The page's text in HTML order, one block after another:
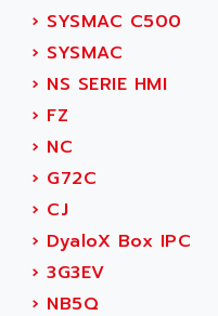
› SYSMAC C500
› SYSMAC
› NS SERIE HMI
› FZ
› NC
› G72C
› CJ
› DyaloX Box IPC
› 3G3EV
› NB5Q